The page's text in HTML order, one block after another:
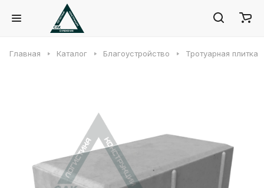
Главная Каталог Благоустройство Тротуарная плитка